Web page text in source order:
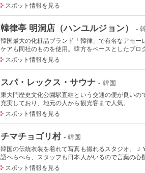
スポット情報を見る
韓律亭 明洞店（ハンユルジョン） -
韓国最大の化粧品ブランド「韓律」で有名なアモ
ケアも同社のものを使用。韓方をベースとしたプロ
スポット情報を見る
スパ・レックス・サウナ - 韓国
東大門歴史文化公園駅直結という交通の便が良い
充実しており、地元の人から観光客まで人気。
スポット情報を見る
チマチョゴリ村 - 韓国
韓国の伝統衣装を着れて写真も撮れるスタジオ。
語ぺらぺら、スタッフも日本人がいるので言葉の心
スポット情報を見る